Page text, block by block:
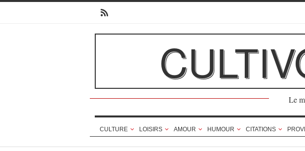
Le
CULTURE LOISIRS AMOUR HUMOUR CITATIONS